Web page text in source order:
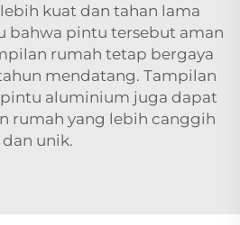
kuat dan tahan lama
bahwa pintu tersebut aman
rumah tetap bergaya
mendatang. Tampilan
aluminium juga dapat
rumah yang lebih canggih
dan unik.